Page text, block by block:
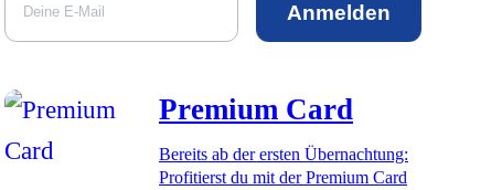
Anmelden
Premium Card
Bereits ab der ersten Übernachtung:
Profitierst du mit der Premium Card